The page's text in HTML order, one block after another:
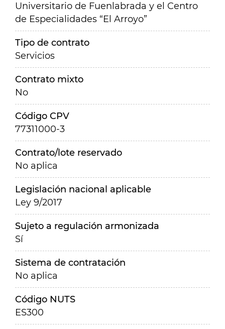
Universitario de Fuenlabrada y el Centro
de Especialidades “El Arroyo”
Tipo de contrato
Servicios
Contrato mixto
No
Código CPV
77311000-3
Contrato/lote reservado
No aplica
Legislación nacional aplicable
Ley 9/2017
Sujeto a regulación armonizada
Sí
Sistema de contratación
No aplica
Código NUTS
ES300